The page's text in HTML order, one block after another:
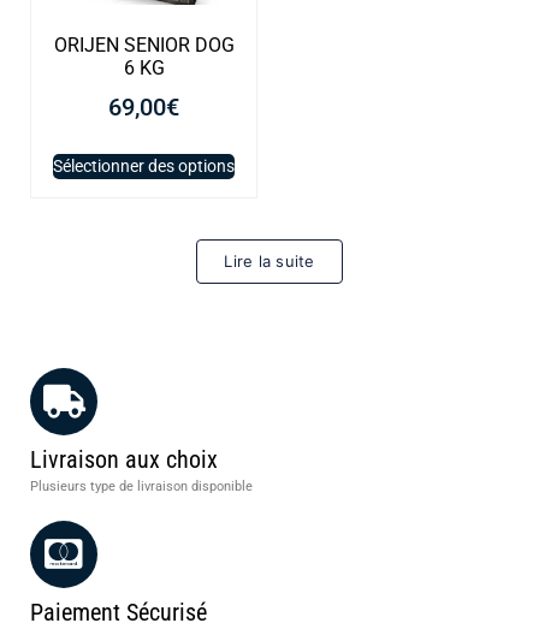
ORIJEN SENIOR DOG
6 KG
69,00€
Sélectionner des options
Lire la suite
Livraison aux choix
Plusieurs type de livraison disponible
Paiement Sécurisé